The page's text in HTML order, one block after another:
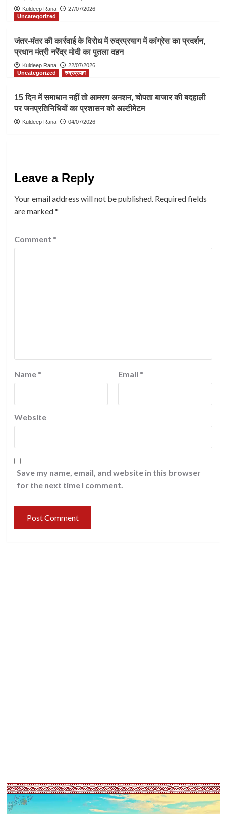
Kuldeep Rana
27/07/2026
Uncategorized
जंतर-मंतर की कार्रवाई के विरोध में रुद्रप्रयाग में कांग्रेस का प्रदर्शन,
प्रधान मंत्री नरेंद्र मोदी का पुतला दहन
Kuldeep Rana
22/07/2026
Uncategorized
रुद्रप्रयाग
15 दिन में समाधान नहीं तो आमरण अनशन, चोपता बाजार की बदहाली
पर जनप्रतिनिधियों का प्रशासन को अल्टीमेटम
Kuldeep Rana 04/07/2026
Leave a Reply
Your email address will not be published. Required fields
are marked*
Comment *
Name * Email *
Website
Save my name, email, and website in this browser
for the next time I comment.